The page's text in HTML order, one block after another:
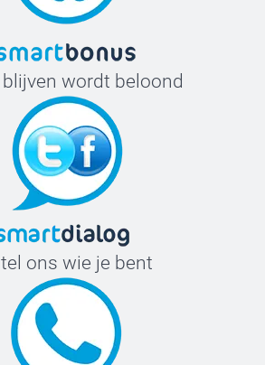
wordt beloond
ons wie je bent